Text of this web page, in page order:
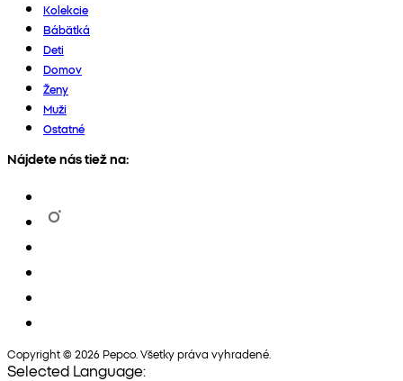
Kolekcie
Bábätká
Deti
Domov
Ženy
Muži
Ostatné
Nájdete nás tiež na:
Copyright © 2026 Pepco. Všetky práva vyhradené.
Selected Language: